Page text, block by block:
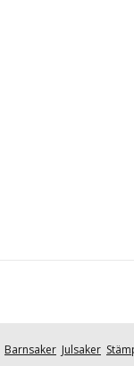
Barnsaker Julsaker